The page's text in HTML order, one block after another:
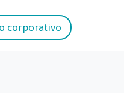
corporativo